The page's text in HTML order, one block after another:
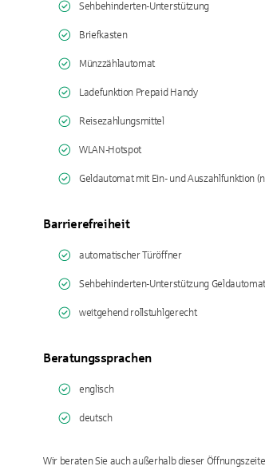
Sehbehinderten-Unterstützung
Briefkasten
Münzzählautomat
Ladefunktion Prepaid Handy
Reisezahlungsmittel
WLAN-Hotspot
Geldautomat mit Ein- und Auszahlfunktion
Barrierefreiheit
automatischer Türöffner
Sehbehinderten-Unterstützung Geldautomat
weitgehend rollstuhlgerecht
Beratungssprachen
englisch
deutsch
Wir beraten Sie auch außerhalb dieser